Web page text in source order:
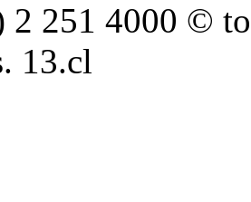
2 251 4000 ©
13.cl